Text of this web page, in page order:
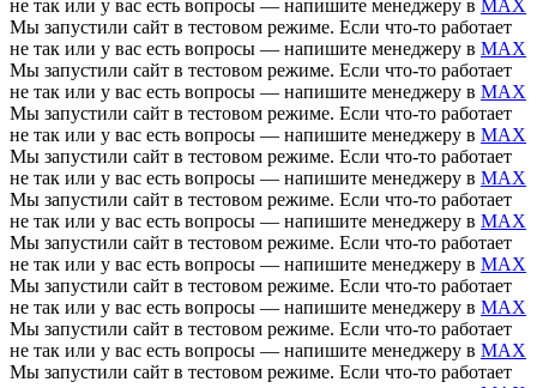
не так или у вас есть вопросы — напишите менеджеру в MAX
Мы запустили сайт в тестовом режиме. Если что-то работает
не так или у вас есть вопросы — напишите менеджеру в MAX
Мы запустили сайт в тестовом режиме. Если что-то работает
не так или у вас есть вопросы — напишите менеджеру в MAX
Мы запустили сайт в тестовом режиме. Если что-то работает
не так или у вас есть вопросы — напишите менеджеру в MAX
Мы запустили сайт в тестовом режиме. Если что-то работает
не так или у вас есть вопросы — напишите менеджеру в MAX
Мы запустили сайт в тестовом режиме. Если что-то работает
не так или у вас есть вопросы — напишите менеджеру в MAX
Мы запустили сайт в тестовом режиме. Если что-то работает
не так или у вас есть вопросы — напишите менеджеру в MAX
Мы запустили сайт в тестовом режиме. Если что-то работает
не так или у вас есть вопросы — напишите менеджеру в MAX
Мы запустили сайт в тестовом режиме. Если что-то работает
не так или у вас есть вопросы — напишите менеджеру в MAX
Мы запустили сайт в тестовом режиме. Если что-то работает